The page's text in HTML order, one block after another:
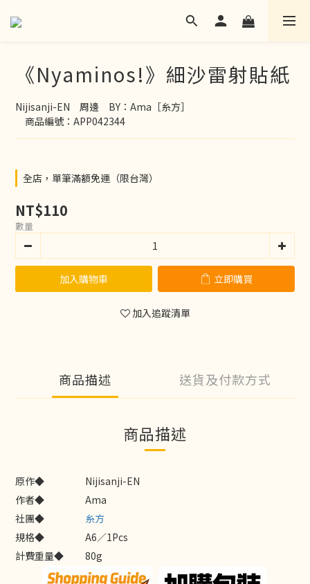
《Nyaminos!》細沙雷射貼紙
Nijisanji-EN　周邊　BY：Ama［糸方］
商品編號：APP042344
全店，單筆滿額免運（限台灣）
NT$110
數量
加入購物車 立即購買
加入追蹤清單
商品描述 送貨及付款方式
商品描述
原作◆
Nijisanji-EN
作者◆
Ama
社團◆
糸方
規格◆
A6／1Pcs
計費重量◆
80g